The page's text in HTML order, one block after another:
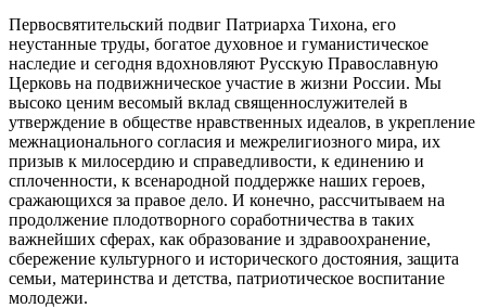
Первосвятительский подвиг Патриарха Тихона, его
неустанные труды, богатое духовное и гуманистическое
наследие и сегодня вдохновляют Русскую Православную
Церковь на подвижническое участие в жизни России. Мы
высоко ценим весомый вклад священнослужителей в
утверждение в обществе нравственных идеалов, в укрепление
межнационального согласия и межрелигиозного мира, их
призыв к милосердию и справедливости, к единению и
сплоченности, к всенародной поддержке наших героев,
сражающихся за правое дело. И конечно, рассчитываем на
продолжение плодотворного соработничества в таких
важнейших сферах, как образование и здравоохранение,
сбережение культурного и исторического достояния, защита
семьи, материнства и детства, патриотическое воспитание
молодежи.